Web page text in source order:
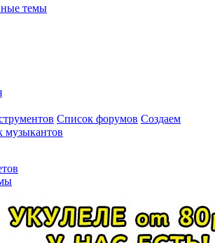
темы
Список форумов Создаем
музыкантов